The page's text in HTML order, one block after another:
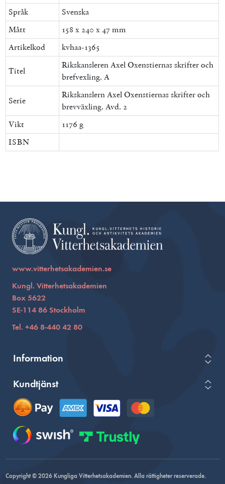
Språk
Svenska
Mått
158 x 240 x 47 mm
Artikelkod
kvhaa-1365
Titel
Rikskansleren Axel Oxenstiernas skrifter och
brefvexling. A
Serie
Rikskanslern Axel Oxenstiernas skrifter och
brevväxling. Avd. 2
Vikt
1176 g
ISBN
www.vitterhetsakademien.se
Kungl. Vitterhetsakademien
Box 5622
SE-114 86 Stockholm
Tel. +46 8-440 42 80
Information
Kundtjänst
Copyright © 2026 Kungliga Vitterhetsakademien. Alla rättigheter reserverade.